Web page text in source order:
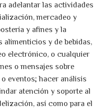
adelantar las actividades
mercadeo y
y afines y la
y de bebidas,
electrónico, o cualquier
o mensajes sobre
eventos; hacer análisis
atención y soporte al
así como para el